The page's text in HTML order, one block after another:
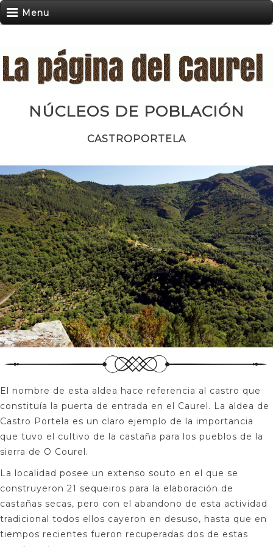
Menu
NÚCLEOS DE POBLACIÓN
CASTROPORTELA
El nombre de esta aldea hace referencia al castro que
constituía la puerta de entrada en el Caurel. La aldea de
Castro Portela es un claro ejemplo de la importancia
que tuvo el cultivo de la castaña para los pueblos de la
sierra de O Courel.
La localidad posee un extenso souto en el que se
construyeron 21 sequeiros para la elaboración de
castañas secas, pero con el abandono de esta actividad
tradicional todos ellos cayeron en desuso, hasta que en
tiempos recientes fueron recuperadas dos de estas